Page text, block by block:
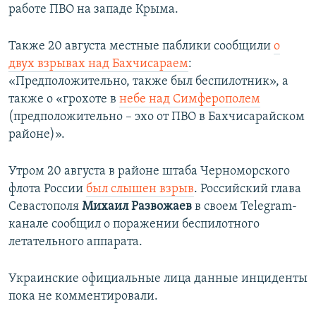
работе ПВО на западе Крыма.
Также 20 августа местные паблики сообщили о
двух взрывах над Бахчисараем:
«Предположительно, также был беспилотник», а
также о «грохоте в небе над Симферополем
(предположительно – эхо от ПВО в Бахчисарайском
районе)».
Утром 20 августа в районе штаба Черноморского
флота России был слышен взрыв. Российский глава
Севастополя Михаил Развожаев в своем Telegram-
канале сообщил о поражении беспилотного
летательного аппарата.
Украинские официальные лица данные инциденты
пока не комментировали.